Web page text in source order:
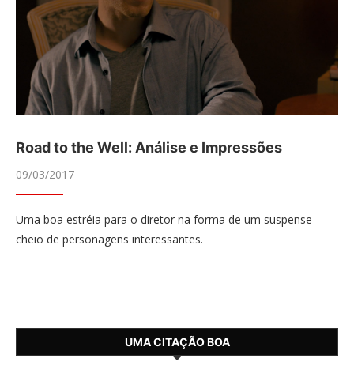
Road to the Well: Análise e Impressões
09/03/2017
Uma boa estréia para o diretor na forma de um suspense
cheio de personagens interessantes.
UMA CITAÇÃO BOA